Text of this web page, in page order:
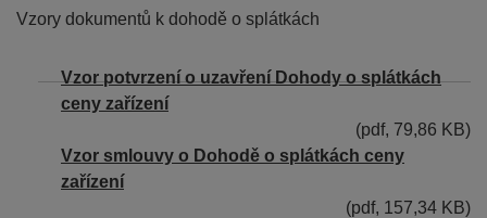
Vzory dokumentů k dohodě o splátkách
Vzor potvrzení o uzavření Dohody o splátkách
ceny zařízení
(pdf, 79,86 KB)
Vzor smlouvy o Dohodě o splátkách ceny
zařízení
(pdf, 157,34 KB)